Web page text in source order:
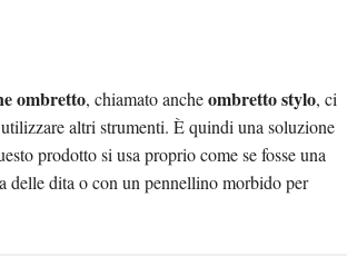
ombretto, chiamato ancheombretto stylo, ci
altri strumenti. È quindi una soluzione
prodotto si usa proprio come se fosse una
delle dita o con un pennellino morbido per